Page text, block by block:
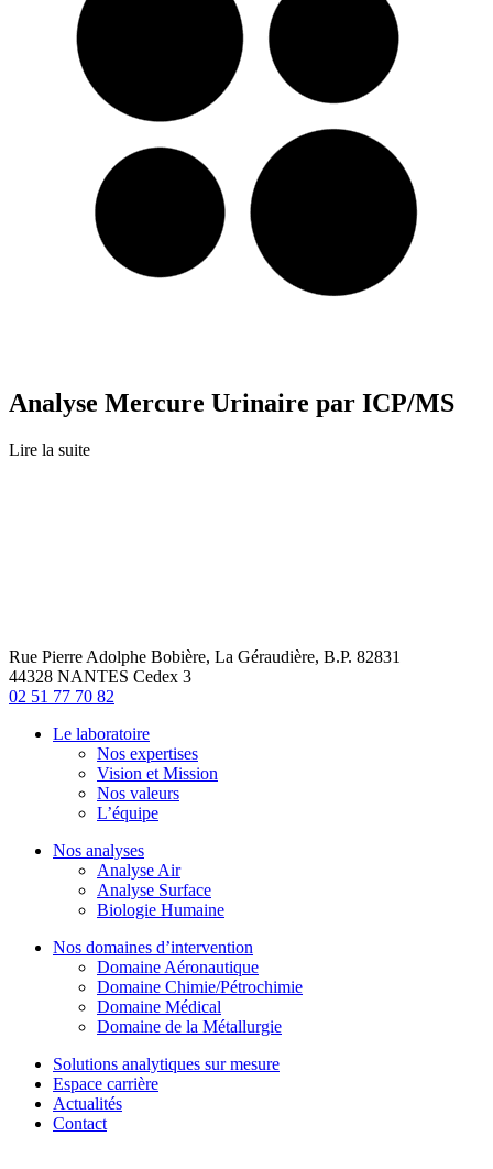
Analyse Mercure Urinaire par ICP/MS
Lire la suite
Rue Pierre Adolphe Bobière, La Géraudière, B.P. 82831
44328 NANTES Cedex 3
02 51 77 70 82
Le laboratoire
Nos expertises
Vision et Mission
Nos valeurs
L’équipe
Nos analyses
Analyse Air
Analyse Surface
Biologie Humaine
Nos domaines d’intervention
Domaine Aéronautique
Domaine Chimie/Pétrochimie
Domaine Médical
Domaine de la Métallurgie
Solutions analytiques sur mesure
Espace carrière
Actualités
Contact